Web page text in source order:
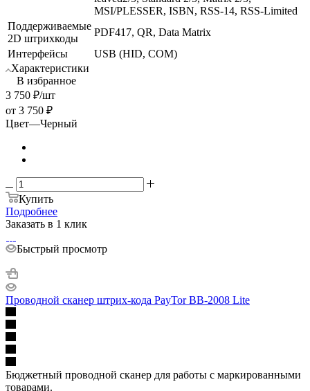
MSI/PLESSER, ISBN, RSS-14, RSS-Limited
Поддерживаемые
2D штрихкоды
PDF417, QR, Data Matrix
Интерфейсы
USB (HID, COM)
Характеристики
В избранное
3 750 ₽/шт
от 3 750 ₽
Цвет—Черный
Купить
Подробнее
Заказать в 1 клик
Быстрый просмотр
Проводной сканер штрих-кода PayTor BB-2008 Lite
Бюджетный проводной сканер для работы с маркированными
товарами.